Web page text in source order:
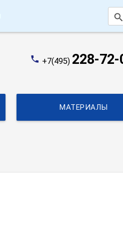
phone +7(495) 228-72-
МАТЕРИАЛЫ